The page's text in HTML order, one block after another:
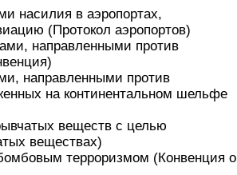
насилия в аэропортах,
(Протокол аэропортов)
направленными против
направленными против
на континентальном шельфе
веществ с целью
веществах)
терроризмом (Конвенция о